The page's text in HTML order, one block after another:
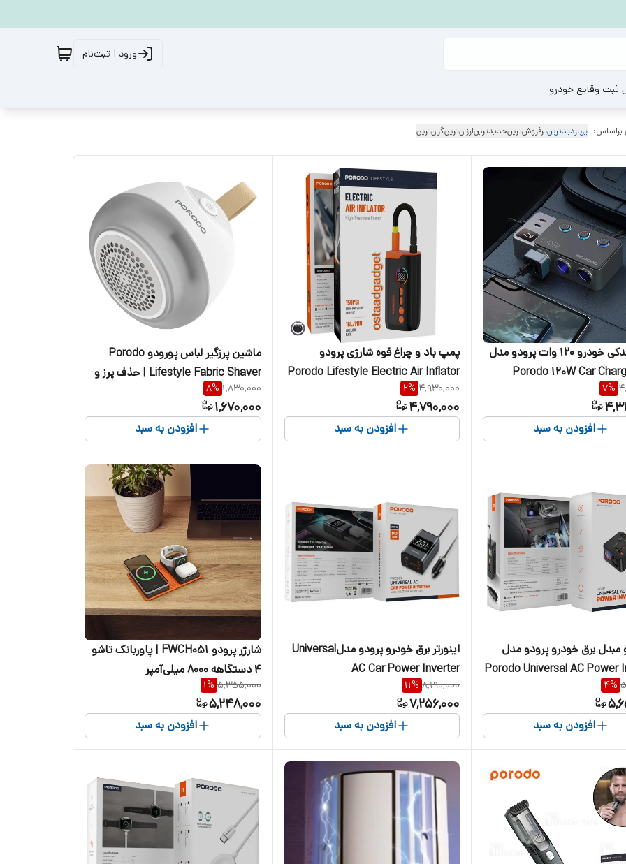
ورود | ثبت‌نام
ثبت وقایع خودرو
براساس: پربازدیدترینپرفروش‌ترینجدیدترینارزان‌ترینگران‌ترین
شارژر فندکی خودرو 120 وات پرودو مدل
Porodo 120W Car
7%
افزودن به سبد
پمپ باد و چراغ قوه شارژی پرودو
Porodo Lifestyle Electric Air Inflator
PD-LFST181
4,930,000
2%
4,790,000
افزودن به سبد
ماشین پرزگیر لباس پورودو Porodo
Lifestyle Fabric Shaver | حذف پرز و
گوله از لباس
1,830,000
8%
1,670,000
افزودن به سبد
و مبدل برق خودرو پرودو مدل
Porodo Universal AC Power
PD-
4%
افزودن به سبد
اینورتر برق خودرو پرودو مدلUniversal
AC Car Power Inverter
8,190,000
11%
7,256,000
افزودن به سبد
شارژر پرودو FWCH051 | پاوربانک تاشو
۴ دستگاهه ۸۰۰۰ میلی‌آمپر
5,355,000
1%
5,248,000
افزودن به سبد